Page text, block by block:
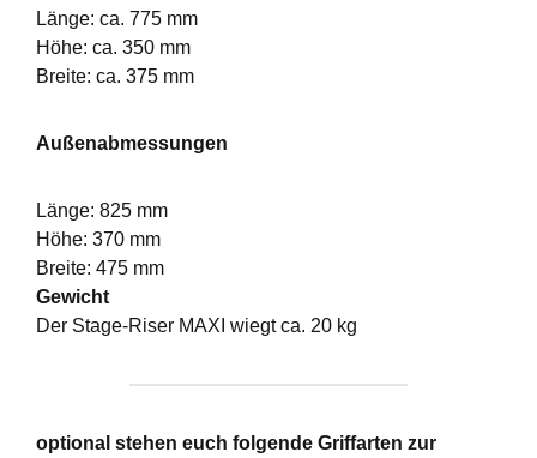
Länge: ca. 775 mm
Höhe: ca. 350 mm
Breite: ca. 375 mm
Außenabmessungen
Länge: 825 mm
Höhe: 370 mm
Breite: 475 mm
Gewicht
Der Stage-Riser MAXI wiegt ca. 20 kg
optional stehen euch folgende Griffarten zur